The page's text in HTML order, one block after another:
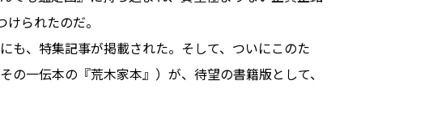
られたのだ。
も、特集記事が掲載された。そして、ついにこのた
の一伝本の『荒木家本』）が、待望の書籍版として、